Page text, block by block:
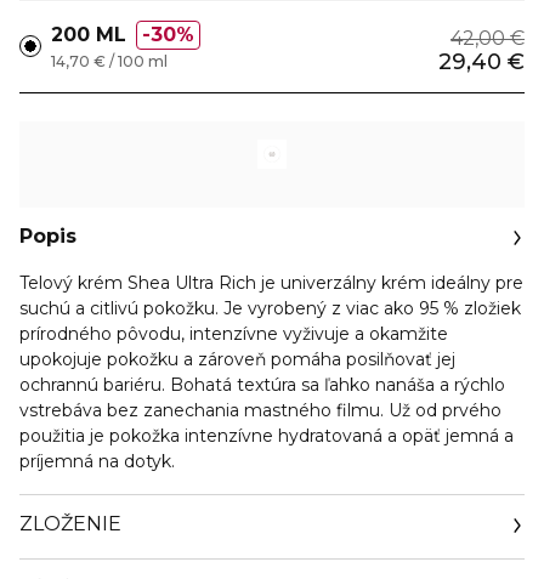
200 ML 30% 42,00 €
29,40 €
14,70 € / 100 ml
Popis
Telový krém Shea Ultra Rich je univerzálny krém ideálny pre
suchú a citlivú pokožku. Je vyrobený z viac ako 95 % zložiek
prírodného pôvodu, intenzívne vyživuje a okamžite
upokojuje pokožku a zároveň pomáha posilňovať jej
ochrannú bariéru. Bohatá textúra sa ľahko nanáša a rýchlo
vstrebáva bez zanechania mastného filmu. Už od prvého
použitia je pokožka intenzívne hydratovaná a opäť jemná a
príjemná na dotyk.
ZLOŽENIE